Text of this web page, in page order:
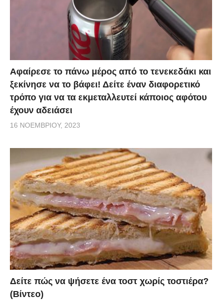
Αφαίρεσε το πάνω μέρος από το τενεκεδάκι και
ξεκίνησε να το βάφει! Δείτε έναν διαφορετικό
τρόπο για να τα εκμεταλλευτεί κάποιος αφότου
έχουν αδειάσει
16 ΝΟΕΜΒΡΊΟΥ, 2023
Δείτε πώς να ψήσετε ένα τοστ χωρίς τοστιέρα?
(Βίντεο)